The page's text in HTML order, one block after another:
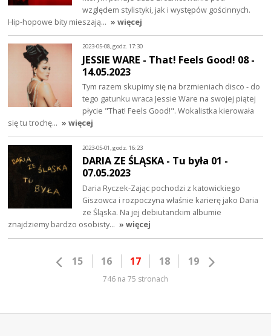
względem stylistyki, jak i występów gościnnych.
Hip-hopowe bity mieszają… » więcej
2023-05-08, godz. 17:30
JESSIE WARE - That! Feels Good! 08 -
14.05.2023
Tym razem skupimy się na brzmieniach disco - do
tego gatunku wraca Jessie Ware na swojej piątej
płycie "That! Feels Good!". Wokalistka kierowała
się tu trochę… » więcej
2023-05-01, godz. 16:23
DARIA ZE ŚLĄSKA - Tu była 01 -
07.05.2023
Daria Ryczek-Zając pochodzi z katowickiego
Giszowca i rozpoczyna właśnie karierę jako Daria
ze Śląska. Na jej debiutanckim albumie
znajdziemy bardzo osobisty… » więcej
15 16 17 18 19
746 na 75 stronach